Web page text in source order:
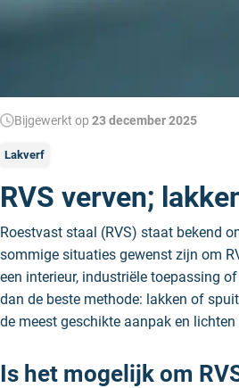
Bijgewerkt op 23 december 2025
Lakverf
RVS verven;
Roestvast staal (RVS) staat bekend
sommige situaties gewenst zijn om
een interieur, industriële toepassing
dan de beste methode: lakken of
de meest geschikte aanpak en
Is het mogelijk om